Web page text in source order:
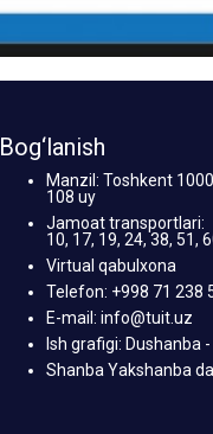
Bog‘lanish
Manzil: Toshkent
108 uy
Jamoat transportlari:
10, 17, 19, 24, 38, 51,
Virtual qabulxona
Telefon: +998 71 238
E-mail: info@tuit.uz
Ish grafigi: Dushanba
Shanba Yakshanba